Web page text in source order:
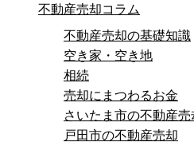
不動産売却コラム
不動産売却の基礎知識
空き家・空き地
相続
売却にまつわるお金
さいたま市の不動産売
戸田市の不動産売却